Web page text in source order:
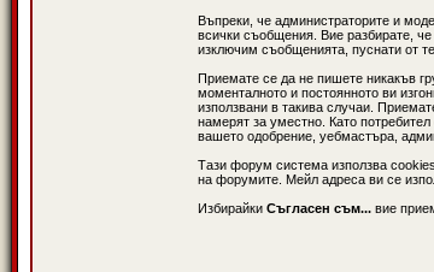
Въпреки, че администраторите и
всички съобщения. Вие разбирате,
изключим съобщенията, пуснати от
Приемате се да не пишете никакъв
моменталното и постоянното ви
използвани в такива случаи.
намерят за уместно. Като
вашето одобрение, уебмастъра,
Тази форум система използва
на форумите. Мейл адреса ви се
Избирайки Съгласен съм...вие